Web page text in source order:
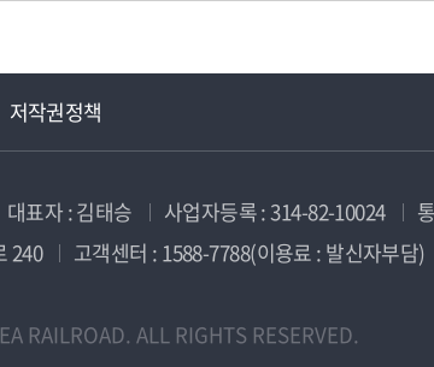
저작권정책
대표자 : 김태승 사업자등록 : 314-82-10024
240
고객센터 : 1588-7788(이용료 : 발신자부담)
RAILROAD. ALL RIGHTS RESERVED.